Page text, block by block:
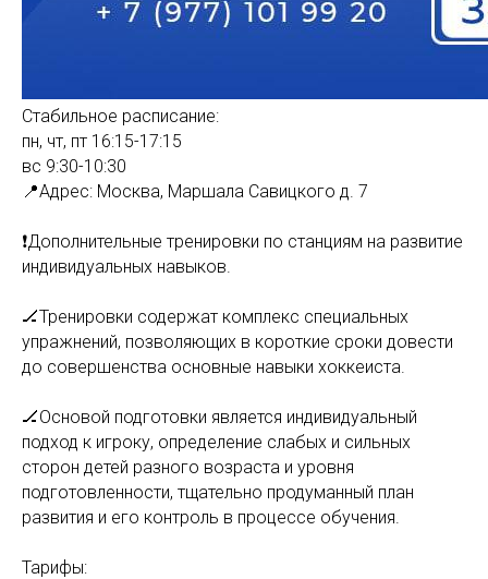
Стабильное расписание:
пн, чт, пт 16:15-17:15
вс 9:30-10:30
📍Адрес: Москва, Маршала Савицкого д. 7
❗️Дополнительные тренировки по станциям на развитие
индивидуальных навыков.
🏒Тренировки содержат комплекс специальных
упражнений, позволяющих в короткие сроки довести
до совершенства основные навыки хоккеиста.
🏒Основой подготовки является индивидуальный
подход к игроку, определение слабых и сильных
сторон детей разного возраста и уровня
подготовленности, тщательно продуманный план
развития и его контроль в процессе обучения.
Тарифы: